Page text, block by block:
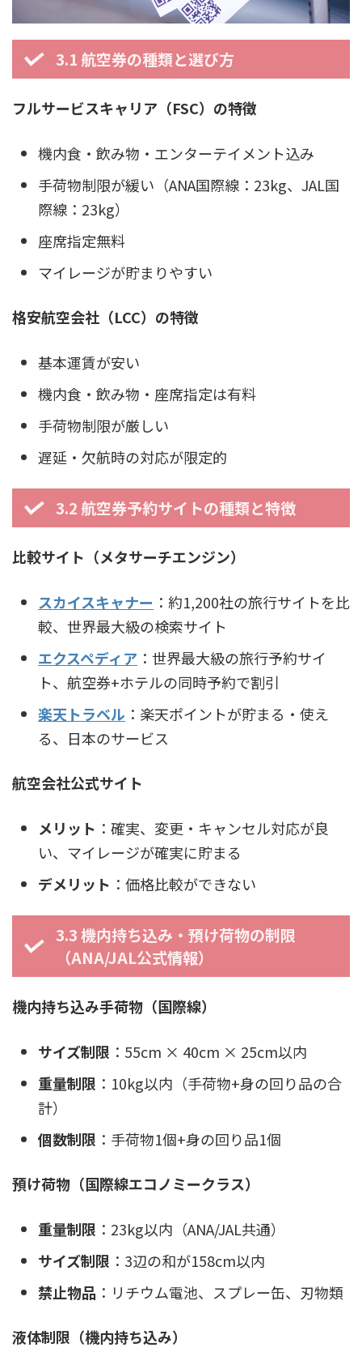
3.1 航空券の種類と選び方
フルサービスキャリア（FSC）の特徴
機内食・飲み物・エンターテイメント込み
手荷物制限が緩い（ANA国際線：23kg、JAL国
際線：23kg）
座席指定無料
マイレージが貯まりやすい
格安航空会社（LCC）の特徴
基本運賃が安い
機内食・飲み物・座席指定は有料
手荷物制限が厳しい
遅延・欠航時の対応が限定的
3.2 航空券予約サイトの種類と特徴
比較サイト（メタサーチエンジン）
スカイスキャナー ：約1,200社の旅行サイトを比
較、世界最大級の検索サイト
エクスペディア ：世界最大級の旅行予約サイ
ト、航空券+ホテルの同時予約で割引
楽天トラベル ：楽天ポイントが貯まる・使え
る、日本のサービス
航空会社公式サイト
メリット ：確実、変更・キャンセル対応が良
い、マイレージが確実に貯まる
デメリット ：価格比較ができない
3.3 機内持ち込み・預け荷物の制限
（ANA/JAL公式情報）
機内持ち込み手荷物（国際線）
サイズ制限 ：55cm × 40cm × 25cm以内
重量制限 ：10kg以内（手荷物+身の回り品の合
計）
個数制限 ：手荷物1個+身の回り品1個
預け荷物（国際線エコノミークラス）
重量制限 ：23kg以内（ANA/JAL共通）
サイズ制限 ：3辺の和が158cm以内
禁止物品 ：リチウム電池、スプレー缶、刃物類
液体制限（機内持ち込み）